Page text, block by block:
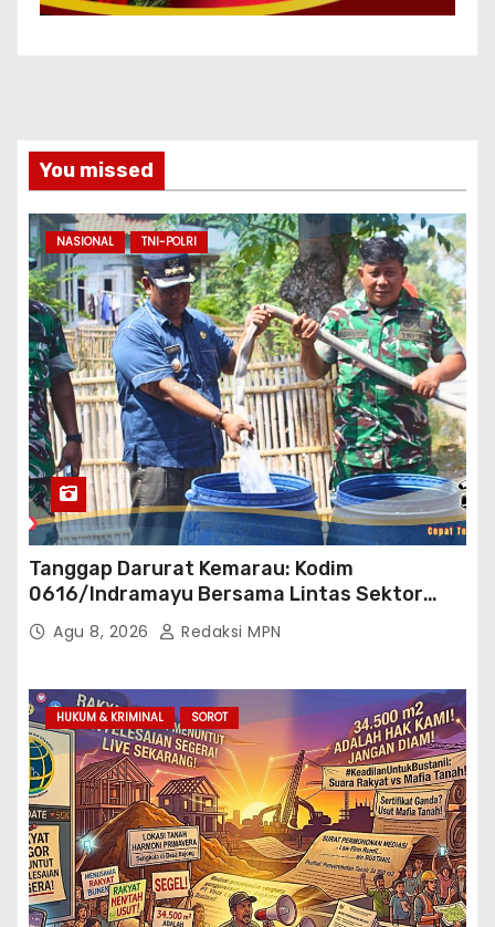
You missed
NASIONAL TNI-POLRI
Tanggap Darurat Kemarau: Kodim
0616/Indramayu Bersama Lintas Sektor
Garap Bantuan Air Bersih Bertahap
Agu 8, 2026 Redaksi MPN
HUKUM & KRIMINAL SOROT